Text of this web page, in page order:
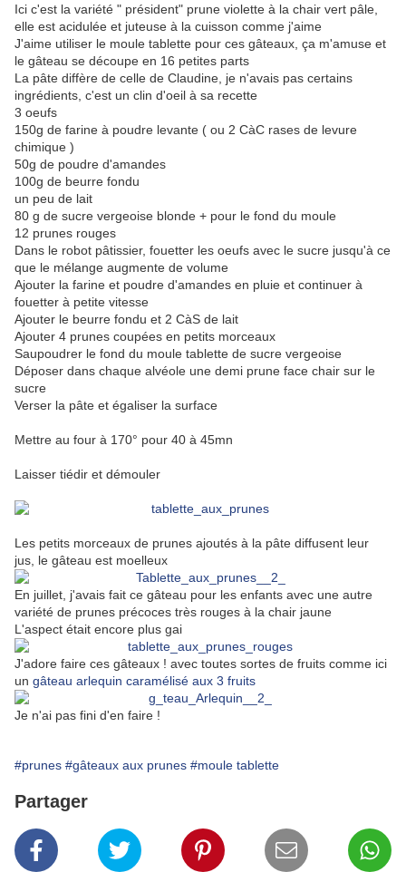
Ici c'est la variété " président" prune violette à la chair vert pâle,
elle est acidulée et juteuse à la cuisson comme j'aime
J'aime utiliser le moule tablette pour ces gâteaux, ça m'amuse et
le gâteau se découpe en 16 petites parts
La pâte diffère de celle de Claudine, je n'avais pas certains
ingrédients, c'est un clin d'oeil à sa recette
3 oeufs
150g de farine à poudre levante ( ou 2 CàC rases de levure
chimique )
50g de poudre d'amandes
100g de beurre fondu
un peu de lait
80 g de sucre vergeoise blonde + pour le fond du moule
12 prunes rouges
Dans le robot pâtissier, fouetter les oeufs avec le sucre jusqu'à ce
que le mélange augmente de volume
Ajouter la farine et poudre d'amandes en pluie et continuer à
fouetter à petite vitesse
Ajouter le beurre fondu et 2 CàS de lait
Ajouter 4 prunes coupées en petits morceaux
Saupoudrer le fond du moule tablette de sucre vergeoise
Déposer dans chaque alvéole une demi prune face chair sur le
sucre
Verser la pâte et égaliser la surface
Mettre au four à 170° pour 40 à 45mn
Laisser tiédir et démouler
Les petits morceaux de prunes ajoutés à la pâte diffusent leur
jus, le gâteau est moelleux
En juillet, j'avais fait ce gâteau pour les enfants avec une autre
variété de prunes précoces très rouges à la chair jaune
L'aspect était encore plus gai
J'adore faire ces gâteaux ! avec toutes sortes de fruits comme ici
un gâteau arlequin caramélisé aux 3 fruits
Je n'ai pas fini d'en faire !
#prunes #gâteaux aux prunes #moule tablette
Partager